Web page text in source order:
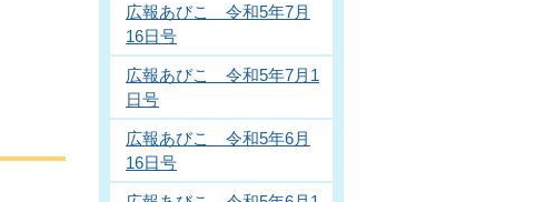
広報あびこ 令和5年7月
16日号
広報あびこ 令和5年7月1
日号
広報あびこ 令和5年6月
16日号